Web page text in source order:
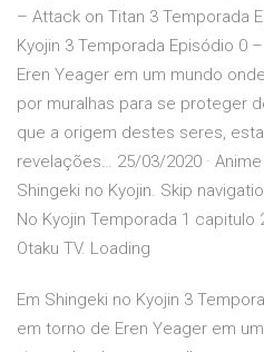
– Attack on Titan 3 Temporada
Kyojin 3 Temporada Episódio 0
Eren Yeager em um mundo
por muralhas para se proteger
que a origem destes seres,
revelações… 25/03/2020 ·
Shingeki no Kyojin. Skip
No Kyojin Temporada 1
Otaku TV. Loading
Em Shingeki no Kyojin 3
em torno de Eren Yeager em